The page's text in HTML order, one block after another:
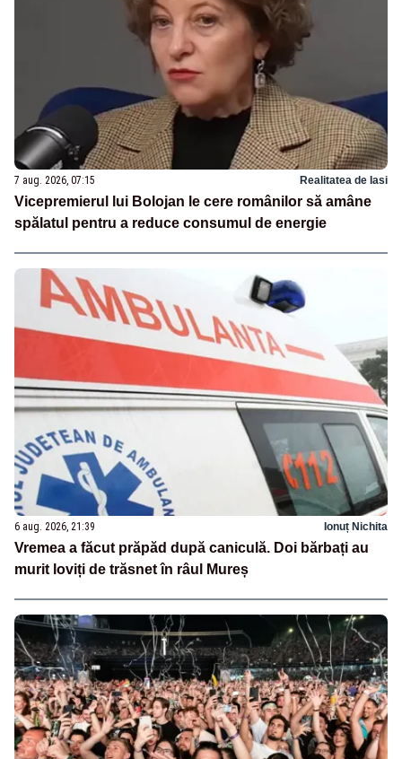
7 aug. 2026, 07:15 Realitatea de Iasi
Vicepremierul lui Bolojan le cere românilor să amâne
spălatul pentru a reduce consumul de energie
6 aug. 2026, 21:39 Ionuț Nichita
Vremea a făcut prăpăd după caniculă. Doi bărbați au
murit loviți de trăsnet în râul Mureș